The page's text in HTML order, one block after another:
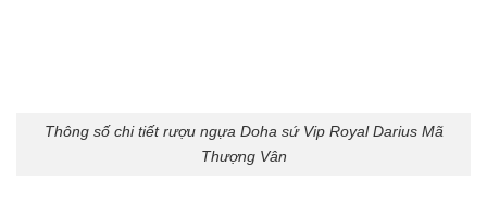
Thông số chi tiết rượu ngựa Doha sứ Vip Royal Darius Mã
Thượng Vân